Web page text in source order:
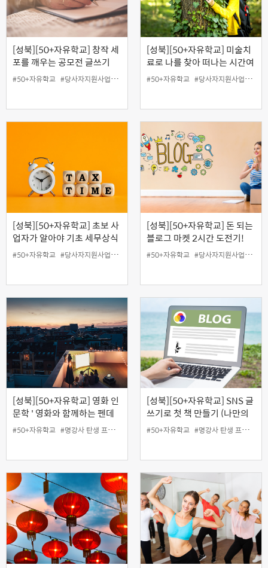
[성북][50+자유학교] 창작 세
포를 깨우는 공모전 글쓰기
#50+자유학교 #당사자지원사업 #성북홍보왕 #온라인 #지역협력사업 #특강
[성북][50+자유학교] 미술치
료로 나를 찾아 떠나는 시간여
행
#50+자유학교 #당사자지원사업 #무료
[성북][50+자유학교] 초보 사
업자가 알아야 기초 세무상식
#50+자유학교 #당사자지원사업 #성북홍보왕 #지역협력사업 #특강
[성북][50+자유학교] 돈 되는
블로그 마켓 2시간 도전기!
#50+자유학교 #당사자지원사업 #무료
[성북][50+자유학교] 영화 인
문학 ' 영화와 함께하는 펜데
믹'
#50+자유학교 #명강사 탄생 프로젝트
[성북][50+자유학교] SNS 글
쓰기로 첫 책 만들기 (나만의
콘텐츠로 세상과 소통하기)
#50+자유학교 #명강사 탄생 프로젝트